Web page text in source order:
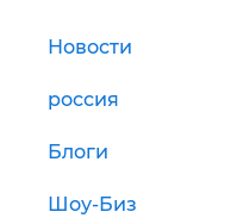
Новости
россия
Блоги
Шоу-Биз